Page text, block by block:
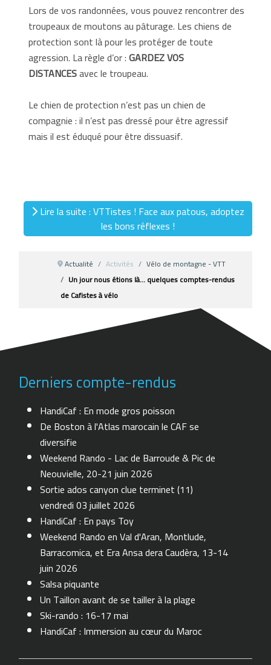
Lors de vos randonnées, vous pouvez rencontrer des
troupeaux de moutons au pâturage. Les chiens de
protection sont là pour les protéger de toute
agression. La règle d’or :GARDEZ VOS
DISTANCESavec le troupeau.
Le chien de protection n’est pas un chien de
compagnie : il n’est pas dressé pour être agressif
mais il est éduqué pour être dissuasif.
Lire la suite : VTTistes ! Face aux patous, adoptez
les bons réflexes !
Actualité Activités
Vélo de montagne - VTT
Un jour nous étions là... quelques comptes-rendus
de Cafistes à vélo
Derniers compte-rendus
HandiCaf : En mode gros poisson
De Boston à l'Atlas marocain le CAF se
diversifie
Weekend Rando - Lac de Barroude & Pic de
Neouvielle, 20-21 juin 2026
Sortie ados canyon clue terminet (11)
vendredi 03 juillet 2026
HandiCaf : En pays Toy
Weekend Rando en Val d'Aran, Montlude,
Barracomica, et Era Ansa dera Caudèra, 13-14
juin 2026
Salsa piquante
Un Taillon avant de se tailler à la plage
Ski-rando : 16-17 mai
HandiCaf : Immersion au cœur du Maroc